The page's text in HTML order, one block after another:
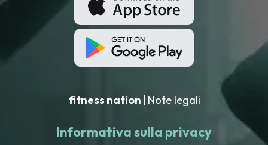
fitness nation | Note legali
Informativa sulla privacy